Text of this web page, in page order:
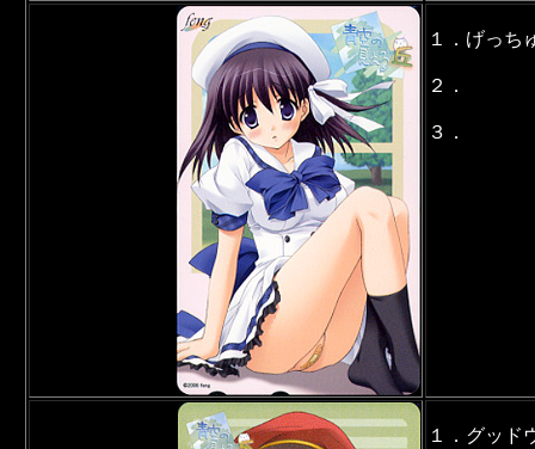
１．げっち
２．
３．
１．グッド